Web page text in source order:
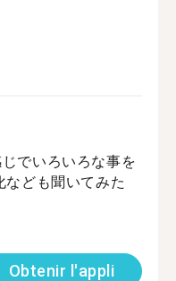
でいろいろな事を
ども聞いてみた
Obtenir l'appli